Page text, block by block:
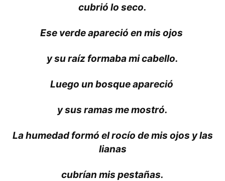
cubrió lo seco.
Ese verde apareció en mis ojos
y su raíz formaba mi cabello.
Luego un bosque apareció
y sus ramas me mostró.
La humedad formó el rocío de mis ojos y las
lianas
cubrían mis pestañas.